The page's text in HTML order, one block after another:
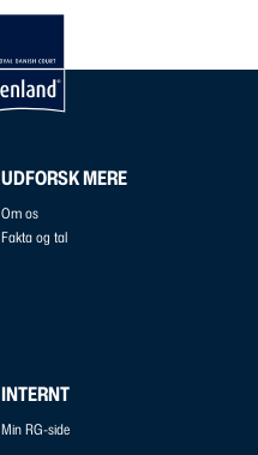
UDFORSK MERE
Om os
Fakta og tal
INTERNT
Min RG-side